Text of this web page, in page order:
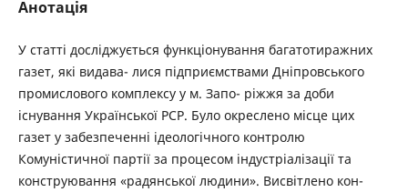
Анотація
У статті досліджується функціонування багатотиражних
газет, які видава- лися підприємствами Дніпровського
промислового комплексу у м. Запо- ріжжя за доби
існування Української РСР. Було окреслено місце цих
газет у забезпеченні ідеологічного контролю
Комуністичної партії за процесом індустріалізації та
конструювання «радянської людини». Висвітлено кон-